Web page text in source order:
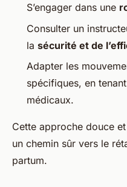
S’engager dans une
Consulter un
la sécurité et de
Adapter les
spécifiques, en
médicaux.
Cette approche douce
un chemin sûr vers le
partum.